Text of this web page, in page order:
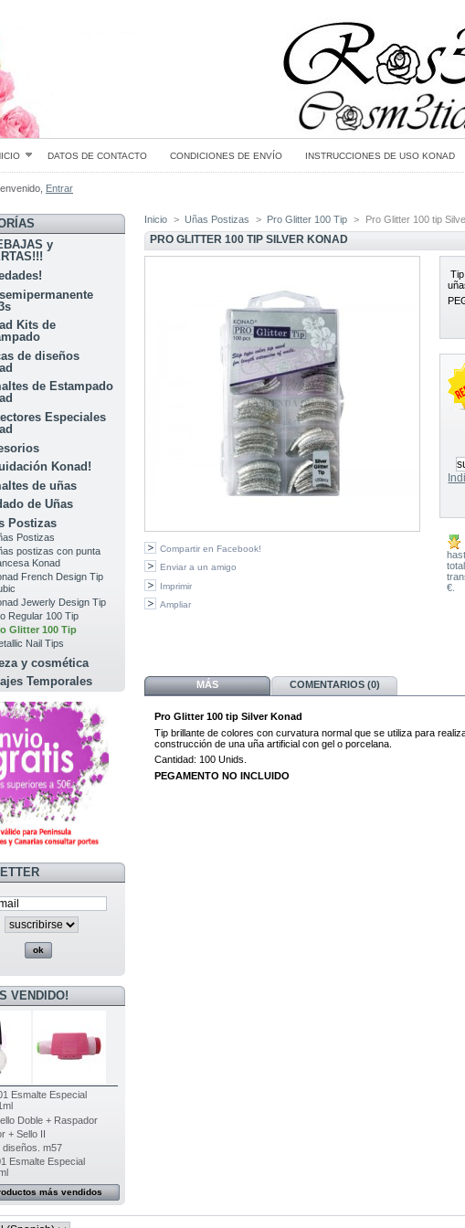
DATOS DE CONTACTO CONDICIONES DE ENVÍO INSTRUCCIONES DE USO KONAD
Entrar
y
Kits de
de diseños
de Estampado
Especiales
Konad!
de uñas
de Uñas
Postizas
Postizas
postizas con punta
Konad
French Design Tip
Jewerly Design Tip
Regular 100 Tip
Glitter 100 Tip
Nail Tips
y cosmética
Temporales
VENDIDO!
Esmalte Especial
Doble + Raspador
+ Sello II
diseños. m57
Esmalte Especial
más vendidos
Inicio > Uñas Postizas > Pro Glitter 100 Tip > Pro Glitter 100 tip
PRO GLITTER 100 TIP SILVER KONAD
Compartir en Facebook!
Enviar a un amigo
Imprimir
Ampliar
€.
MÁS COMENTARIOS (0)
Pro Glitter 100 tip Silver Konad
Tip brillante de colores con curvatura normal que se utiliza para
construcción de una uña artificial con gel o porcelana.
Cantidad: 100 Unids.
PEGAMENTO NO INCLUIDO